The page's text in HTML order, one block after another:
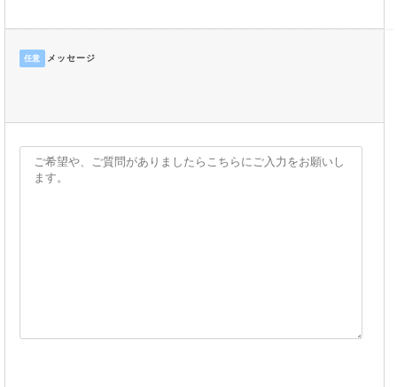
任意 メッセージ